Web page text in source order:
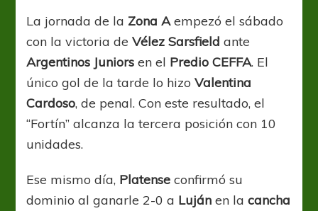
La jornada de la Zona Aempezó el sábado
con la victoria deVélez Sarsfield ante
Argentinos Juniors en el Predio CEFFA. El
único gol de la tarde lo hizoValentina
Cardoso, de penal. Con este resultado, el
“Fortín” alcanza la tercera posición con 10
unidades.
Ese mismo día, Platense confirmó su
dominio al ganarle 2-0 a Luján en lacancha